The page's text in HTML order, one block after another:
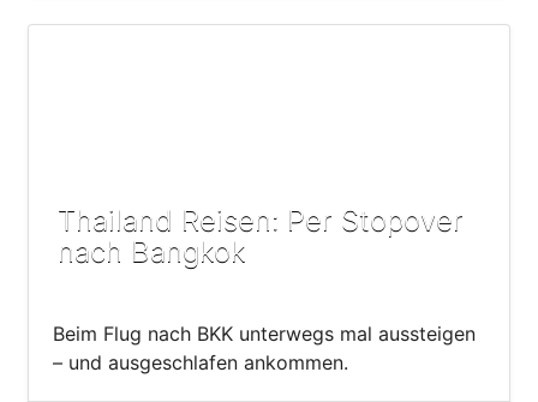
Thailand Reisen: Per Stopover
nach Bangkok
Beim Flug nach BKK unterwegs mal aussteigen
– und ausgeschlafen ankommen.